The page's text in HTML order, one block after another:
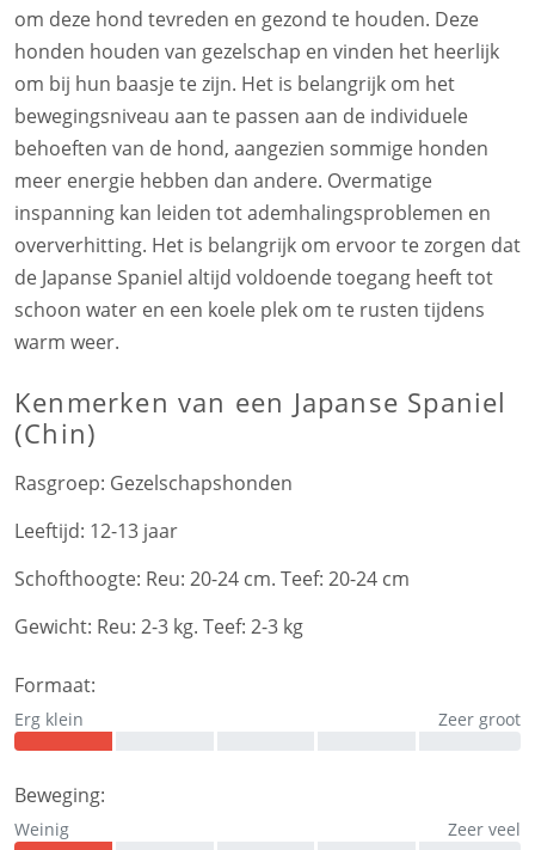
om deze hond tevreden en gezond te houden. Deze
honden houden van gezelschap en vinden het heerlijk
om bij hun baasje te zijn. Het is belangrijk om het
bewegingsniveau aan te passen aan de individuele
behoeften van de hond, aangezien sommige honden
meer energie hebben dan andere. Overmatige
inspanning kan leiden tot ademhalingsproblemen en
oververhitting. Het is belangrijk om ervoor te zorgen dat
de Japanse Spaniel altijd voldoende toegang heeft tot
schoon water en een koele plek om te rusten tijdens
warm weer.
Kenmerken van een Japanse Spaniel
(Chin)
Rasgroep: Gezelschapshonden
Leeftijd: 12-13 jaar
Schofthoogte: Reu: 20-24 cm. Teef: 20-24 cm
Gewicht: Reu: 2-3 kg. Teef: 2-3 kg
Formaat:
Erg klein Zeer groot
Beweging:
Weinig Zeer veel